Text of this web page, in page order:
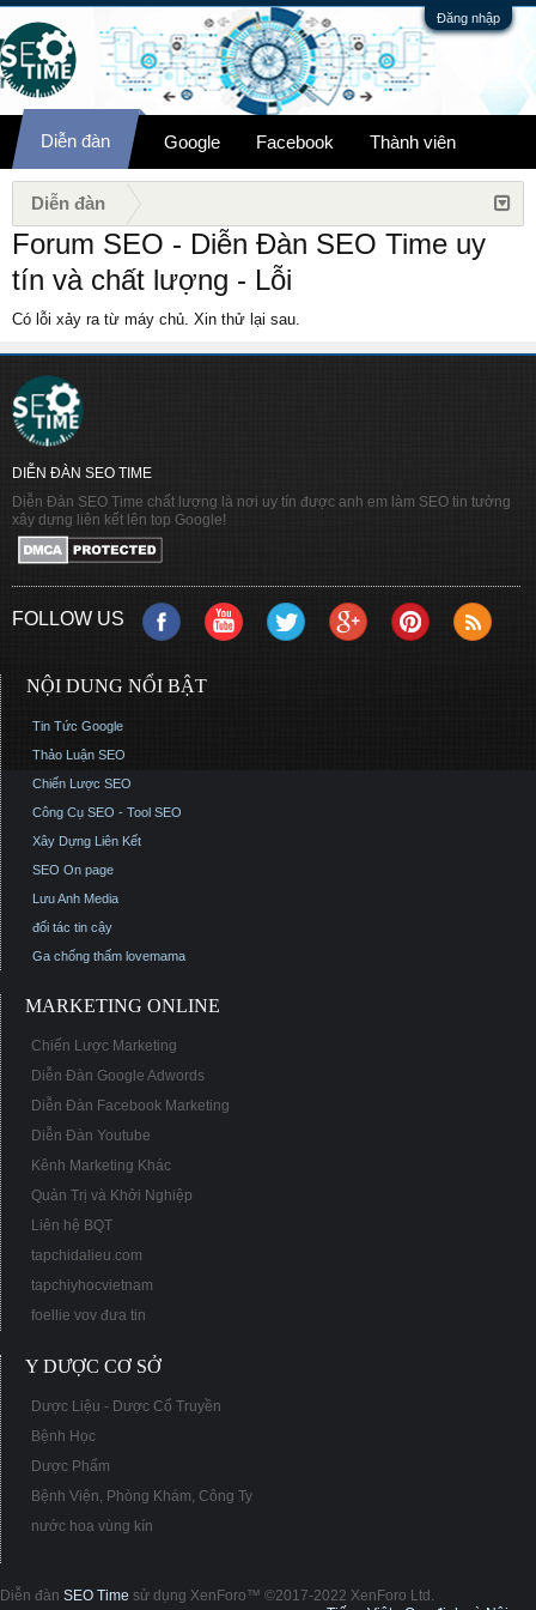
Đăng nhập
Diễn đàn Google Facebook Thành viên
Diễn đàn
Forum SEO - Diễn Đàn SEO Time uy
tín và chất lượng - Lỗi
Có lỗi xảy ra từ máy chủ. Xin thử lại sau.
DIỄN ĐÀN SEO TIME
Diễn Đàn SEO Time chất lượng là nơi uy tín được anh em làm SEO tin tưởng
xây dựng liên kết lên top Google!
FOLLOW US
NỘI DUNG NỔI BẬT
Tin Tức Google
Thảo Luận SEO
Chiến Lược SEO
Công Cụ SEO - Tool SEO
Xây Dựng Liên Kết
SEO On page
Lưu Anh Media
đối tác tin cậy
Ga chống thấm lovemama
MARKETING ONLINE
Chiến Lược Marketing
Diễn Đàn Google Adwords
Diễn Đàn Facebook Marketing
Diễn Đàn Youtube
Kênh Marketing Khác
Quản Trị và Khởi Nghiệp
Liên hệ BQT
tapchidalieu.com
tapchiyhocvietnam
foellie vov đưa tin
Y DƯỢC CƠ SỞ
Dược Liệu - Dược Cổ Truyền
Bệnh Học
Dược Phẩm
Bệnh Viện, Phòng Khám, Công Ty
nước hoa vùng kín
Diễn đàn SEO Time sử dụng XenForo™ ©2017-2022 XenForo Ltd.